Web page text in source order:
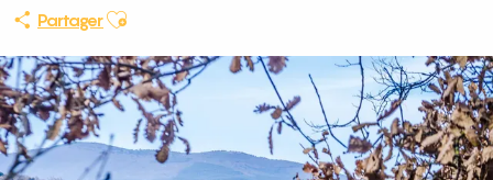
PartagerAjouter aux favoris